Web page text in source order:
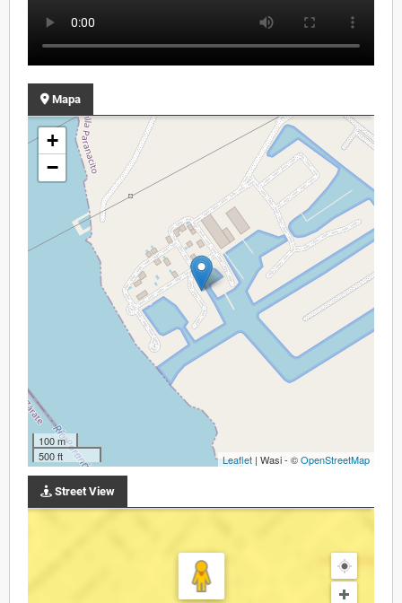
Mapa
+
−
100 m
500 ft
Leaflet | Wasi - ©OpenStreetMap
Street View